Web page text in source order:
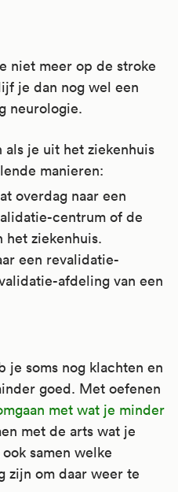
niet meer op de stroke
je dan nog wel een
neurologie.
je uit het ziekenhuis
manieren:
overdag naar een
centrum of de
het ziekenhuis.
een revalidatie-
afdeling van een
je soms nog klachten en
goed. Met oefenen
met wat je minder
met de arts wat je
samen welke
zijn om daar weer te